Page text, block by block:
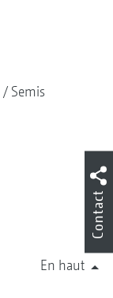
Semis
En haut
Contact